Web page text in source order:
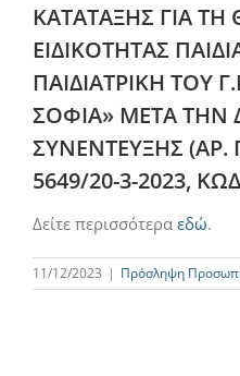
ΚΑΤΑΤΑΞΗΣ ΓΙΑ ΤΗ
ΕΙΔΙΚΟΤΗΤΑΣ
ΠΑΙΔΙΑΤΡΙΚΗ ΤΟΥ
ΣΟΦΙΑ» ΜΕΤΑ ΤΗΝ
ΣΥΝΕΝΤΕΥΞΗΣ
5649/20-3-2023,
Δείτε περισσότερα εδώ.
11/12/2023 | Πρόσληψη